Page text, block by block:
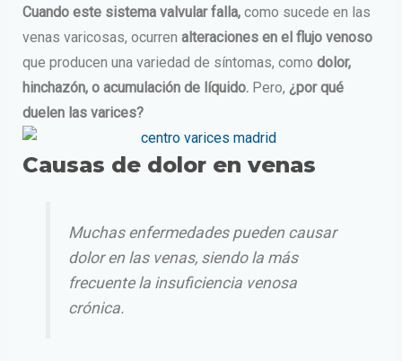
Cuando este sistema valvular falla,como sucede en las
venas varicosas, ocurren alteraciones en el flujo venoso
que producen una variedad de síntomas, como dolor,
hinchazón, o acumulación de líquido. Pero, ¿por qué
duelen las varices?
Causas de dolor en venas
Muchas enfermedades pueden causar
dolor en las venas, siendo la más
frecuente la insuficiencia venosa
crónica.